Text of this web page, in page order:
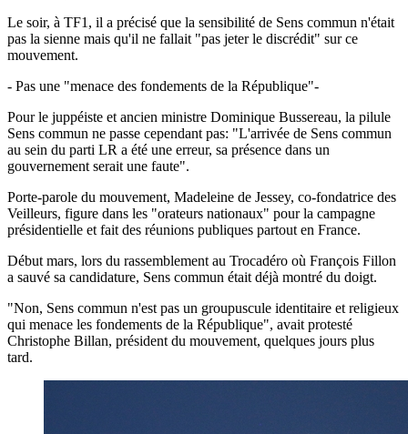
Le soir, à TF1, il a précisé que la sensibilité de Sens commun n'était
pas la sienne mais qu'il ne fallait "pas jeter le discrédit" sur ce
mouvement.
- Pas une "menace des fondements de la République"-
Pour le juppéiste et ancien ministre Dominique Bussereau, la pilule
Sens commun ne passe cependant pas: "L'arrivée de Sens commun
au sein du parti LR a été une erreur, sa présence dans un
gouvernement serait une faute".
Porte-parole du mouvement, Madeleine de Jessey, co-fondatrice des
Veilleurs, figure dans les "orateurs nationaux" pour la campagne
présidentielle et fait des réunions publiques partout en France.
Début mars, lors du rassemblement au Trocadéro où François Fillon
a sauvé sa candidature, Sens commun était déjà montré du doigt.
"Non, Sens commun n'est pas un groupuscule identitaire et religieux
qui menace les fondements de la République", avait protesté
Christophe Billan, président du mouvement, quelques jours plus
tard.